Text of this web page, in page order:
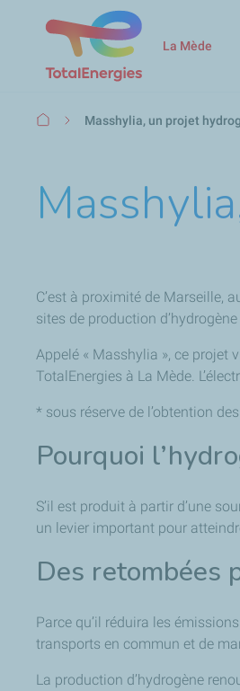
La Mède
Fil
Masshylia, un projet
C’est à proximité de Marseille,
sites de production
Appelé « Masshylia », ce projet
TotalEnergies à La Mède.
* sous réserve de l’obtention
Pourquoi
S’il est produit à partir d’une
un levier important pour
Des retombées
Parce qu’il réduira les
transports en commun et de
La production d’hydrogène